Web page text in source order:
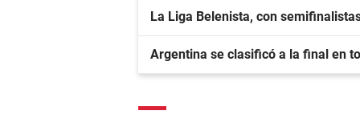
La Liga Belenista, con
Argentina se clasificó a la final en